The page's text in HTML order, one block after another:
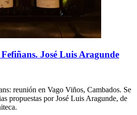
José Luis Aragunde
reunión en Vago Viños, Cambados. Se
propuestas por José Luis Aragunde, de